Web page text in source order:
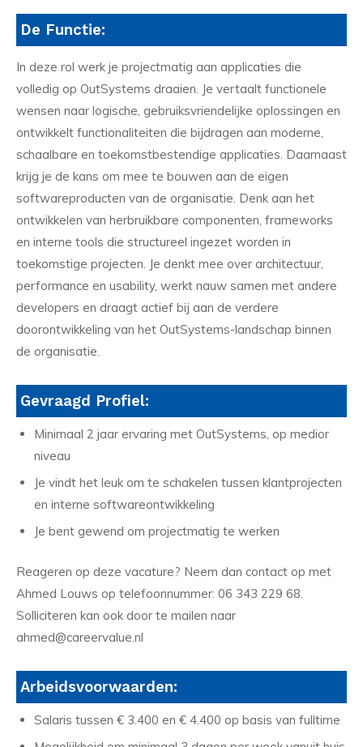
De Functie:
In deze rol werk je projectmatig aan applicaties die
volledig op OutSystems draaien. Je vertaalt functionele
wensen naar logische, gebruiksvriendelijke oplossingen en
ontwikkelt functionaliteiten die bijdragen aan moderne,
schaalbare en toekomstbestendige applicaties. Daarnaast
krijg je de kans om mee te bouwen aan de eigen
softwareproducten van de organisatie. Denk aan het
ontwikkelen van herbruikbare componenten, frameworks
en interne tools die structureel ingezet worden in
toekomstige projecten. Je denkt mee over architectuur,
performance en usability, werkt nauw samen met andere
developers en draagt actief bij aan de verdere
doorontwikkeling van het OutSystems-landschap binnen
de organisatie.
Gevraagd Profiel:
Minimaal 2 jaar ervaring met OutSystems, op medior
niveau
Je vindt het leuk om te schakelen tussen klantprojecten
en interne softwareontwikkeling
Je bent gewend om projectmatig te werken
Reageren op deze vacature? Neem dan contact op met
Ahmed Louws op telefoonnummer: 06 343 229 68.
Solliciteren kan ook door te mailen naar
ahmed@careervalue.nl
Arbeidsvoorwaarden:
Salaris tussen € 3.400 en € 4.400 op basis van fulltime